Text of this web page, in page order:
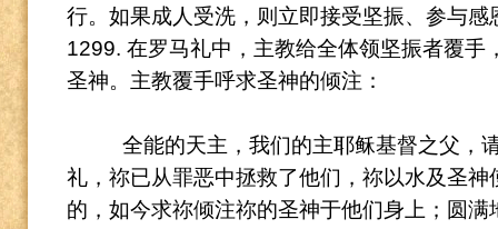
行。如果成人受洗，则立即接受坚振、参与感
1299. 在罗马礼中，主教给全体领坚振者覆手
圣神。 主教覆手呼求圣神的倾注：
全能的天主，我们的主耶稣基督之父，
礼，祢已从罪恶中拯救了他们，祢以水及圣神
的，如今求祢倾注祢的圣神于他们身上；圆